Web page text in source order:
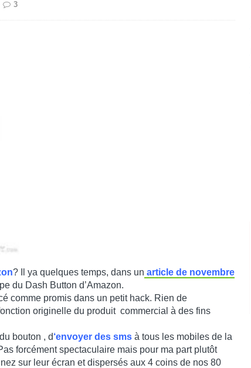
3
? Il ya quelques temps, dans un article de novembre
du Dash Button d’Amazon.
comme promis dans un petit hack. Rien de
originelle du produit commercial à des fins
bouton , d‘envoyer des sms à tous les mobiles de la
forcément spectaculaire mais pour ma part plutôt
sur leur écran et dispersés aux 4 coins de nos 80